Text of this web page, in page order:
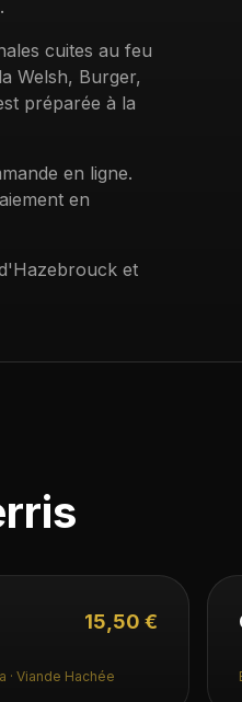
cuites au feu
Welsh, Burger,
préparée à la
en ligne.
en
et
15,50 €
· Viande Hachée